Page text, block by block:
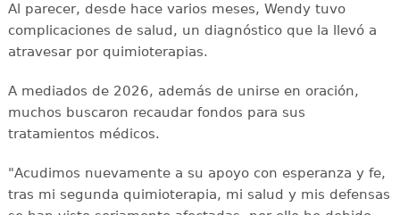
Al parecer, desde hace varios meses, Wendy tuvo
complicaciones de salud, un diagnóstico que la llevó a
atravesar por quimioterapias.
A mediados de 2026, además de unirse en oración,
muchos buscaron recaudar fondos para sus
tratamientos médicos.
"Acudimos nuevamente a su apoyo con esperanza y fe,
tras mi segunda quimioterapia, mi salud y mis defensas